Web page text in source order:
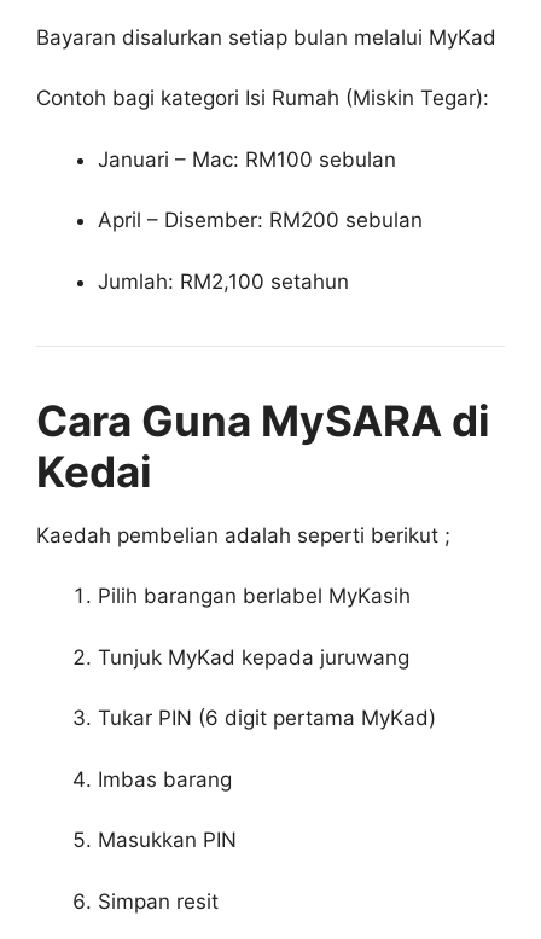
Bayaran disalurkan setiap bulan melalui MyKad
Contoh bagi kategori Isi Rumah (Miskin Tegar):
Januari – Mac: RM100 sebulan
April – Disember: RM200 sebulan
Jumlah: RM2,100 setahun
Cara Guna MySARA di
Kedai
Kaedah pembelian adalah seperti berikut ;
Pilih barangan berlabel MyKasih
Tunjuk MyKad kepada juruwang
Tukar PIN (6 digit pertama MyKad)
Imbas barang
Masukkan PIN
Simpan resit